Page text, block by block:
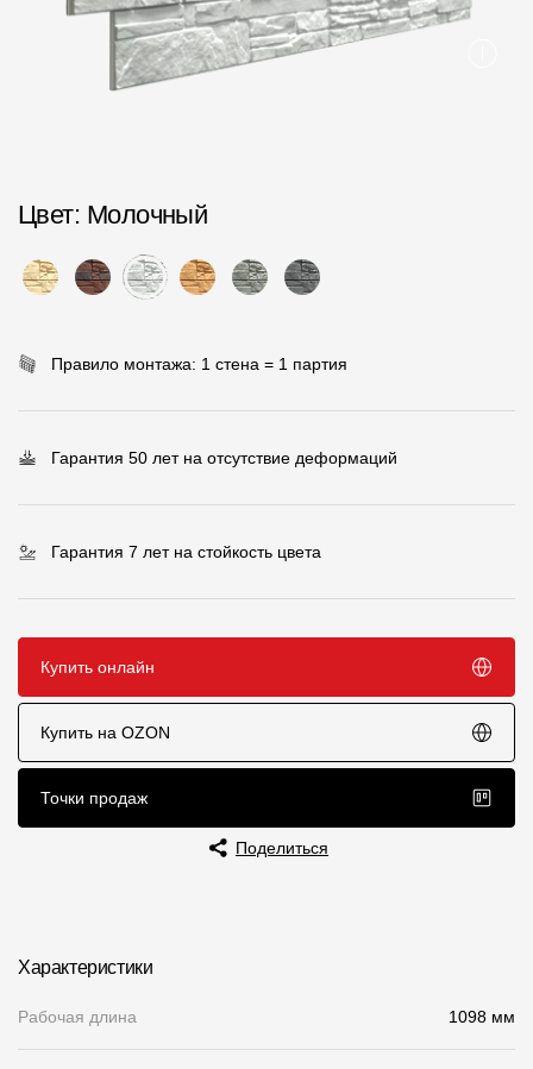
Пластиковые водосточные системы
Металлические водосточные системы
Водосборник
Документация
Документация
Фото объектов
Вопрос-ответ/Faq
Сервисы
Цены
Компания
Цвет: Молочный
Правило монтажа: 1 стена = 1 партия
Гарантия 50 лет на отсутствие деформаций
Гарантия 7 лет на стойкость цвета
Купить онлайн
Купить на OZON
Точки продаж
Поделиться
Характеристики
Рабочая длина 1098 мм